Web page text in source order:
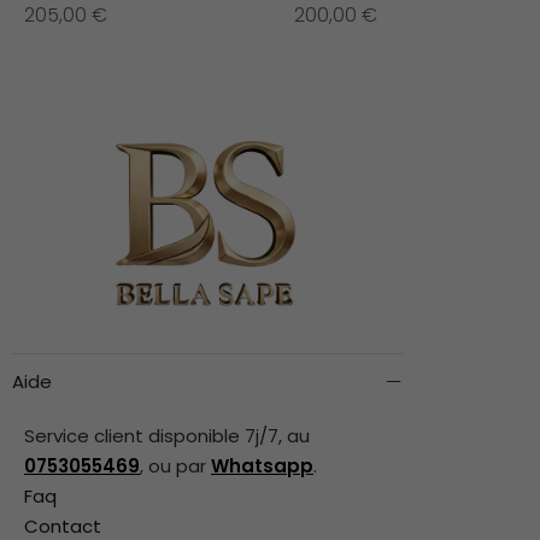
205,00 € 200,00 €
Aide
Service client disponible 7j/7, au
0753055469, ou parWhatsapp.
Faq
Contact